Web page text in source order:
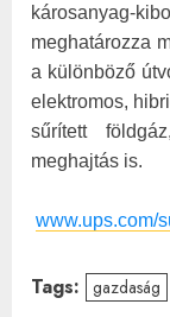
károsanyag-
meghatározza
a különböző
elektromos,
sűrített
meghajtás is.
www.ups.com/
Tags: gazdaság